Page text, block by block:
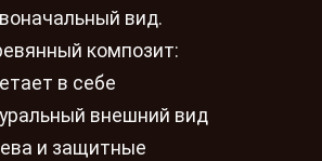
вид.
композит:
в себе
внешний вид
и защитные